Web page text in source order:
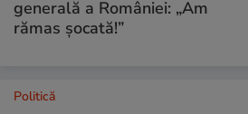
generală a României: „Am
rămas șocată!”
Politică